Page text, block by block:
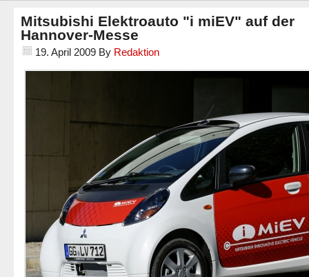
Mitsubishi Elektroauto "i miEV" auf der
Hannover-Messe
19. April 2009 By Redaktion